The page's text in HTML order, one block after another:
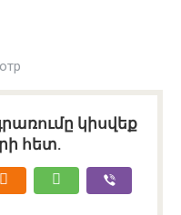
կիսվեք
հետ.